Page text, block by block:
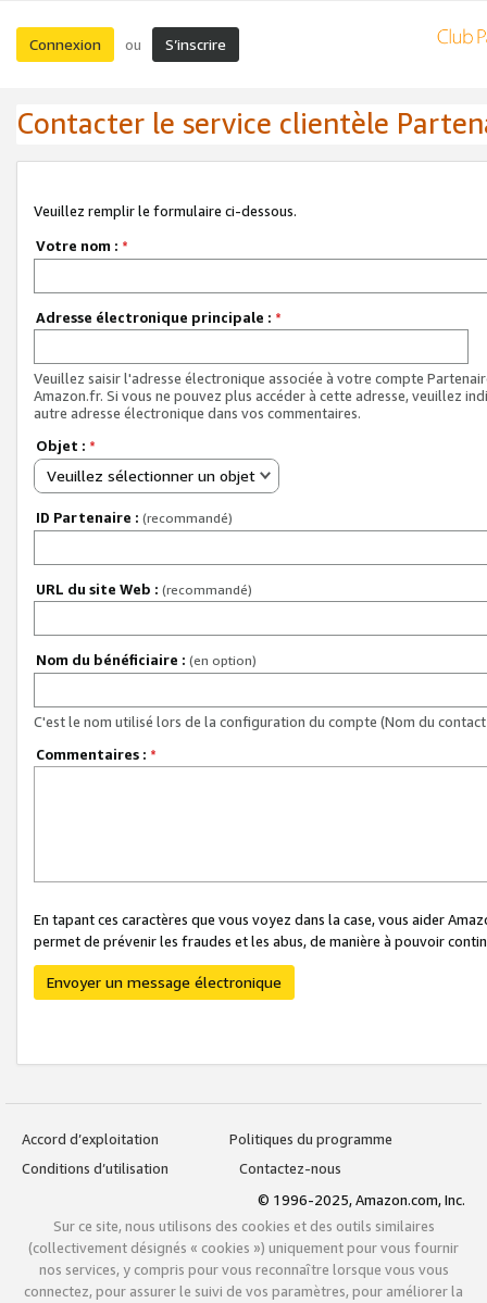
Connexion ou S’inscrire
Contacter le service clientèle
Veuillez remplir le formulaire ci-dessous.
Votre nom : *
Adresse électronique principale : *
Veuillez saisir l'adresse électronique associée à votre compte
Amazon.fr. Si vous ne pouvez plus accéder à cette adresse, veuillez
autre adresse électronique dans vos commentaires.
Objet : *
Veuillez sélectionner un objet
ID Partenaire : (recommandé)
URL du site Web : (recommandé)
Nom du bénéficiaire : (en option)
C'est le nom utilisé lors de la configuration du compte (Nom du
Commentaires : *
En tapant ces caractères que vous voyez dans la case, vous aider
permet de prévenir les fraudes et les abus, de manière à pouvoir
Envoyer un message électronique
Accord d’exploitation
Politiques du programme
Conditions d’utilisation
Contactez-nous
© 1996-2025, Amazon.com, Inc.
Sur ce site, nous utilisons des cookies et des outils similaires
(collectivement désignés « cookies ») uniquement pour vous fournir
nos services, y compris pour vous reconnaître lorsque vous vous
connectez, pour assurer le suivi de vos paramètres, pour améliorer la